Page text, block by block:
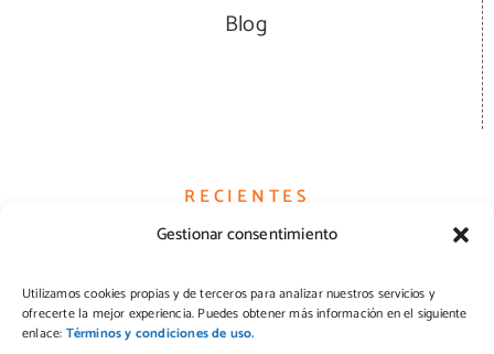
Gestionar consentimiento
Utilizamos cookies propias y de terceros para analizar nuestros servicios y
ofrecerte la mejor experiencia. Puedes obtener más información en el siguiente
enlace: Términos y condiciones de uso.
Blog
RECIENTES
Quesos